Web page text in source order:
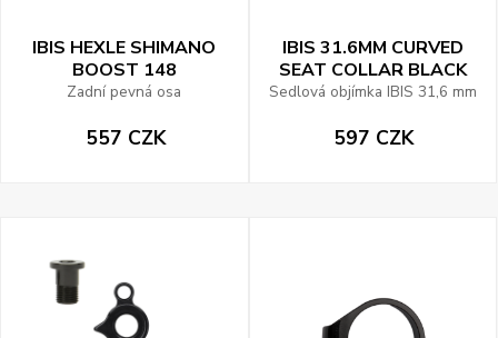
IBIS HEXLE SHIMANO
BOOST 148
Zadní pevná osa
557 CZK
IBIS 31.6MM CURVED
SEAT COLLAR BLACK
Sedlová objímka IBIS 31,6 mm
597 CZK